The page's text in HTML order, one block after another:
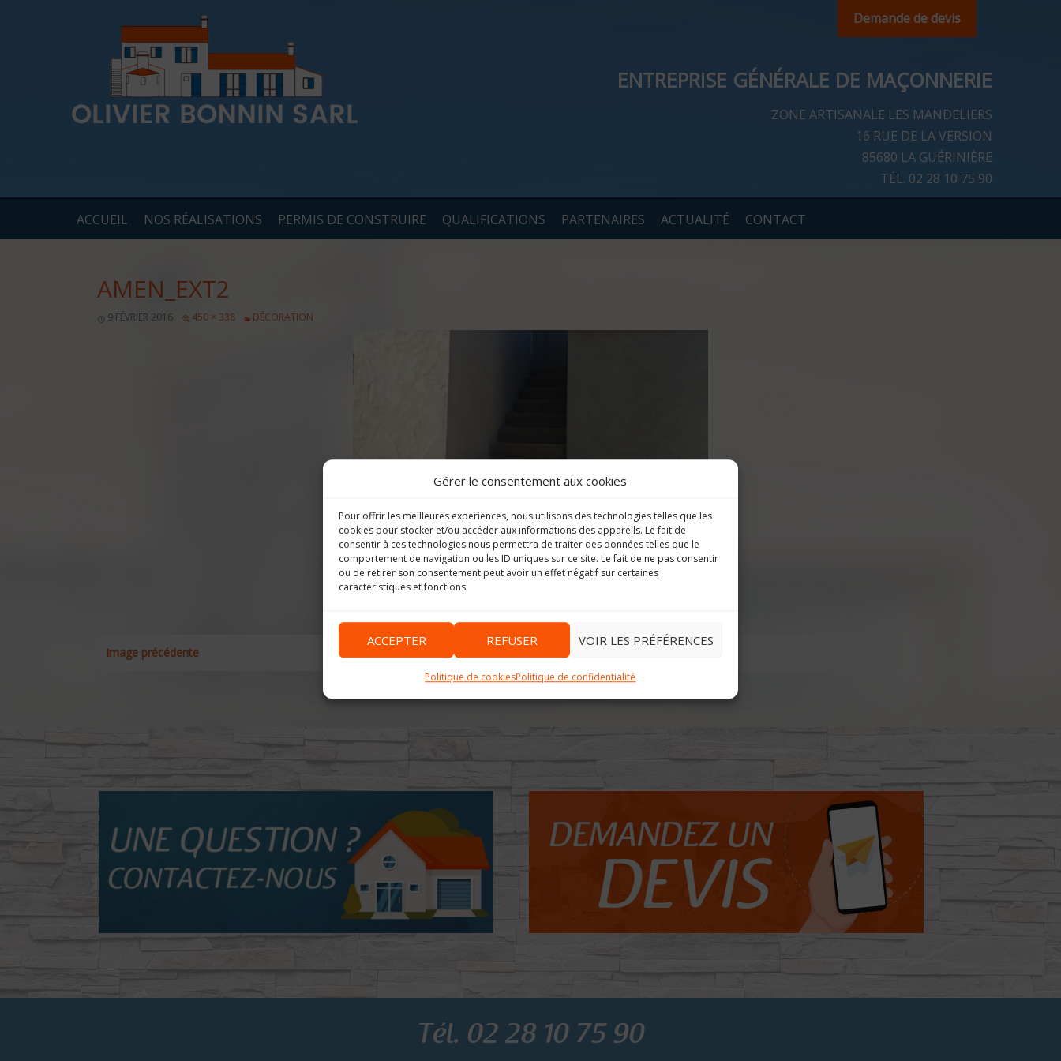
Gérer le consentement aux cookies
Pour offrir les meilleures expériences, nous utilisons des technologies telles que les
cookies pour stocker et/ou accéder aux informations des appareils. Le fait de
consentir à ces technologies nous permettra de traiter des données telles que le
comportement de navigation ou les ID uniques sur ce site. Le fait de ne pas consentir
ou de retirer son consentement peut avoir un effet négatif sur certaines
caractéristiques et fonctions.
ACCEPTER REFUSER VOIR LES PRÉFÉRENCES
Politique de cookiesPolitique de confidentialité
Demande de devis
ENTREPRISE GÉNÉRALE DE MAÇONNERIE
ZONE ARTISANALE LES MANDELIERS
16 RUE DE LA VERSION
85680 LA GUÉRINIÈRE
TÉL. 02 28 10 75 90
ACCUEIL NOS RÉALISATIONS PERMIS DE CONSTRUIRE QUALIFICATIONS PARTENAIRES ACTUALITÉ CONTACT
AMEN_EXT2
9 FÉVRIER 2016 450 × 338 DÉCORATION
Image précédente Image suivante
Tél. 02 28 10 75 90